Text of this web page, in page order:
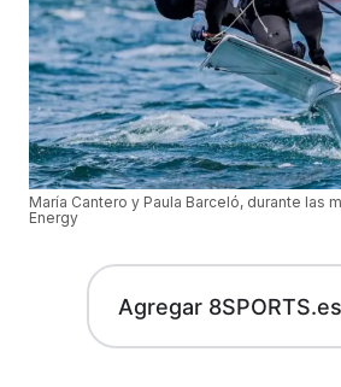
María Cantero y Paula Barceló, durante las
Energy
Agregar